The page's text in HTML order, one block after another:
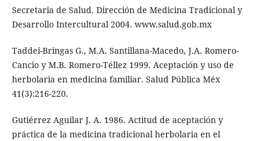
Secretaria de Salud. Dirección de Medicina Tradicional y
Desarrollo Intercultural 2004. www.salud.gob.mx
Taddei-Bringas G., M.A. Santillana-Macedo, J.A. Romero-
Cancio y M.B. Romero-Téllez 1999. Aceptación y uso de
herbolaria en medicina familiar. Salud Pública Méx
41(3):216-220.
Gutiérrez Aguilar J. A. 1986. Actitud de aceptación y
práctica de la medicina tradicional herbolaria en el